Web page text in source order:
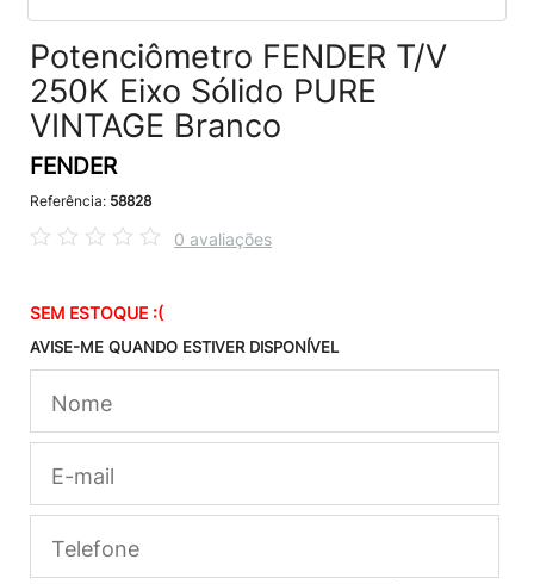
Potenciômetro FENDER T/V
250K Eixo Sólido PURE
VINTAGE Branco
FENDER
Referência: 58828
0 avaliações
SEM ESTOQUE :(
AVISE-ME QUANDO ESTIVER DISPONÍVEL